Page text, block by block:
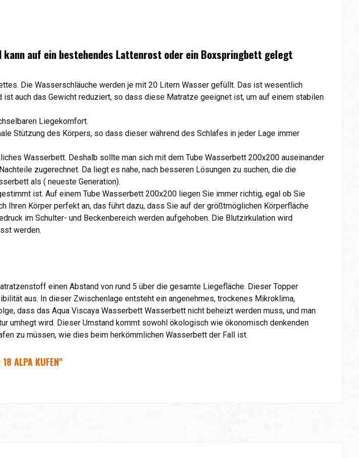
auf ein bestehendes Lattenrost oder ein Boxspringbett gelegt
Die Wasserschläuche werden je mit 20 Litern Wasser gefüllt. Das ist wesentlich
auch das Gewicht reduziert, so dass diese Matratze geeignet ist, um auf einem stabilen
Liegekomfort.
Stützung des Körpers, so dass dieser während des Schlafes in jeder Lage immer
Wasserbett. Deshalb sollte man sich mit dem Tube Wasserbett 200x200 auseinander
zugerechnet. Da liegt es nahe, nach besseren Lösungen zu suchen, die die
als ( neueste Generation).
ist. Auf einem Tube Wasserbett 200x200 liegen Sie immer richtig, egal ob Sie
Ihren Körper perfekt an, das führt dazu, dass Sie auf der größtmöglichen Körperfläche
im Schulter- und Beckenbereich werden aufgehoben. Die Blutzirkulation wird
werden.
einen Abstand von rund 5 über die gesamte Liegefläche. Dieser Topper
aus. In dieser Zwischenlage entsteht ein angenehmes, trockenes Mikroklima,
dass das Aqua Viscaya Wasserbett Wasserbett nicht beheizt werden muss, und man
umhegt wird. Dieser Umstand kommt sowohl ökologisch wie ökonomisch denkenden
zu müssen, wie dies beim herkömmlichen Wasserbett der Fall ist.
ALPA KUFEN"